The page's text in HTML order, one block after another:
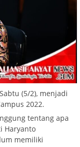
(5/2), menjadi
2022.
tentang apa
Haryanto
memiliki